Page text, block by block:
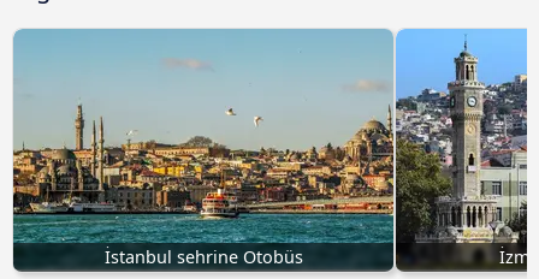
İstanbul sehrine Otobüs